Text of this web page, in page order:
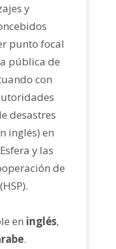
y
punto focal
pública de
con
desastres
inglés) en
y las
de
en inglés,
.